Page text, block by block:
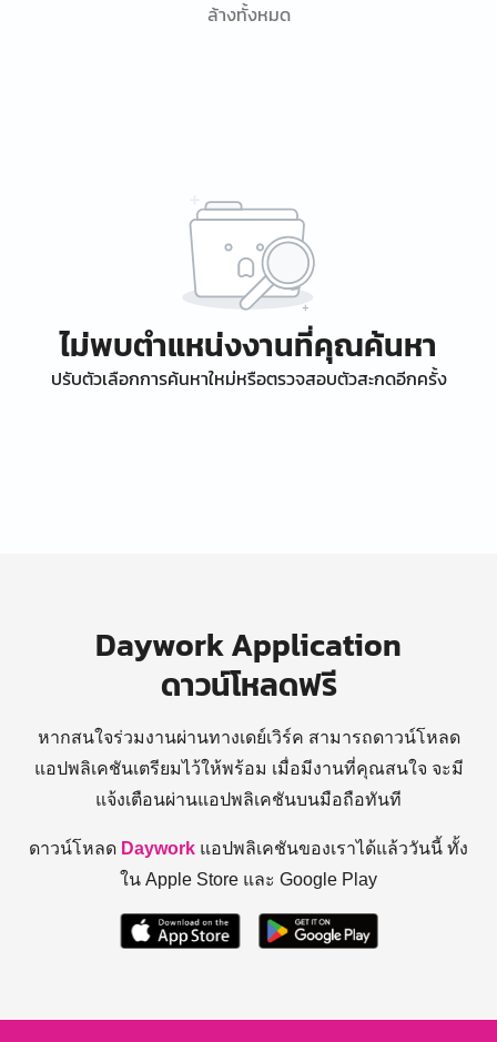
ล้างทั้งหมด
ไม่พบตำแหน่งงานที่คุณค้นหา
ปรับตัวเลือกการค้นหาใหม่หรือตรวจสอบตัวสะกดอีกครั้ง
Daywork Application
ดาวน์โหลดฟรี
หากสนใจร่วมงานผ่านทางเดย์เวิร์ค สามารถดาวน์โหลด
แอปพลิเคชันเตรียมไว้ให้พร้อม เมื่อมีงานที่คุณสนใจ จะมี
แจ้งเตือนผ่านแอปพลิเคชันบนมือถือทันที
ดาวน์โหลด Daywork แอปพลิเคชันของเราได้แล้ววันนี้ ทั้ง
ใน Apple Store และ Google Play